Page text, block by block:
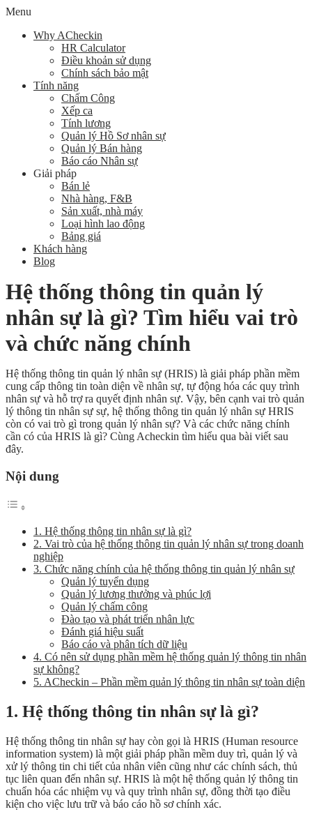
Menu
Why ACheckin
HR Calculator
Điều khoản sử dụng
Chính sách bảo mật
Tính năng
Chấm Công
Xếp ca
Tính lương
Quản lý Hồ Sơ nhân sự
Quản lý Bán hàng
Báo cáo Nhân sự
Giải pháp
Bán lẻ
Nhà hàng, F&B
Sản xuất, nhà máy
Loại hình lao động
Bảng giá
Khách hàng
Blog
Hệ thống thông tin quản lý
nhân sự là gì? Tìm hiểu vai trò
và chức năng chính
Hệ thống thông tin quản lý nhân sự (HRIS) là giải pháp phần mềm
cung cấp thông tin toàn diện về nhân sự, tự động hóa các quy trình
nhân sự và hỗ trợ ra quyết định nhân sự. Vậy, bên cạnh vai trò quản
lý thông tin nhân sự sự, hệ thống thông tin quản lý nhân sự HRIS
còn có vai trò gì trong quản lý nhân sự? Và các chức năng chính
cần có của HRIS là gì? Cùng Acheckin tìm hiểu qua bài viết sau
đây.
Nội dung
1. Hệ thống thông tin nhân sự là gì?
2. Vai trò của hệ thống thông tin quản lý nhân sự trong doanh
nghiệp
3. Chức năng chính của hệ thống thông tin quản lý nhân sự
Quản lý tuyển dụng
Quản lý lương thưởng và phúc lợi
Quản lý chấm công
Đào tạo và phát triển nhân lực
Đánh giá hiệu suất
Báo cáo và phân tích dữ liệu
4. Có nên sử dụng phần mềm hệ thống quản lý thông tin nhân
sự không?
5. ACheckin – Phần mềm quản lý thông tin nhân sự toàn diện
1. Hệ thống thông tin nhân sự là gì?
Hệ thống thông tin nhân sự hay còn gọi là HRIS (Human resource
information system) là một giải pháp phần mềm duy trì, quản lý và
xử lý thông tin chi tiết của nhân viên cũng như các chính sách, thủ
tục liên quan đến nhân sự. HRIS là một hệ thống quản lý thông tin
chuẩn hóa các nhiệm vụ và quy trình nhân sự, đồng thời tạo điều
kiện cho việc lưu trữ và báo cáo hồ sơ chính xác.